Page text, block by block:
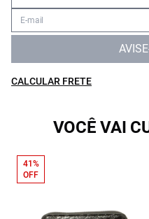
CALCULAR FRETE
VOCÊ VAI
41%
OFF